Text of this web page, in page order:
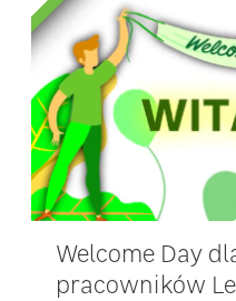
Welcome Day
pracowników